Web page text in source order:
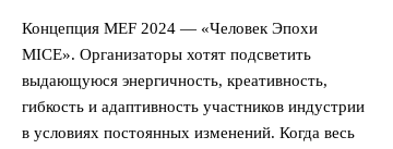
Концепция MEF 2024 — «Человек Эпохи
MICE». Организаторы хотят подсветить
выдающуюся энергичность, креативность,
гибкость и адаптивность участников индустрии
в условиях постоянных изменений. Когда весь